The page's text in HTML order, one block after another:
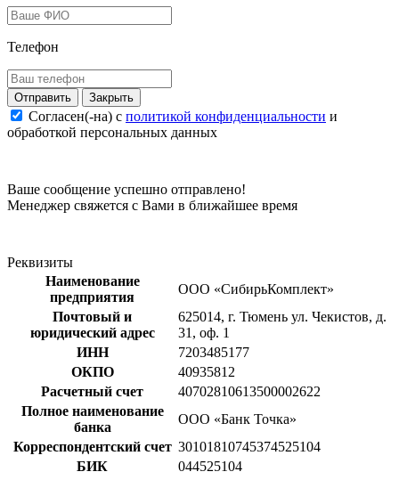
Телефон
Закрыть
Согласен(-на) c политикой конфиденциальности и
обработкой персональных данных
Ваше сообщение успешно отправлено!
Менеджер свяжется с Вами в ближайшее время
Реквизиты
Наименование
предприятия
ООО «СибирьКомплект»
Почтовый и
юридический адрес
625014, г. Тюмень ул. Чекистов, д.
31, оф. 1
ИНН
7203485177
ОКПО
40935812
Расчетный счет
40702810613500002622
Полное наименование
банка
ООО «Банк Точка»
Корреспондентский счет 30101810745374525104
БИК
044525104